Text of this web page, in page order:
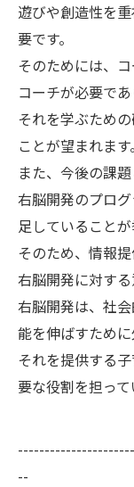
遊びや創造性を
要です。
そのためには、
コーチが必要であ
それを学ぶため
ことが望まれます。
また、今後の課題
右脳開発のプロ
足していることが
そのため、情報
右脳開発に対する
右脳開発は、社
能を伸ばすために
それを提供する
要な役割を担って
--